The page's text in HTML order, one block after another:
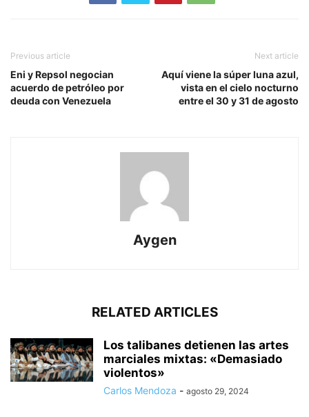
Previous article
Eni y Repsol negocian
acuerdo de petróleo por
deuda con Venezuela
Next article
Aquí viene la súper luna azul,
vista en el cielo nocturno
entre el 30 y 31 de agosto
Aygen
RELATED ARTICLES
Los talibanes detienen las artes
marciales mixtas: «Demasiado
violentos»
Carlos Mendoza - agosto 29, 2024